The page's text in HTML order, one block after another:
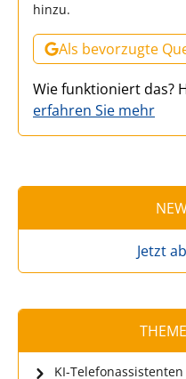
hinzu.
Als bevorzugte
Wie funktioniert das?
erfahren Sie mehr
Jetzt
KI-